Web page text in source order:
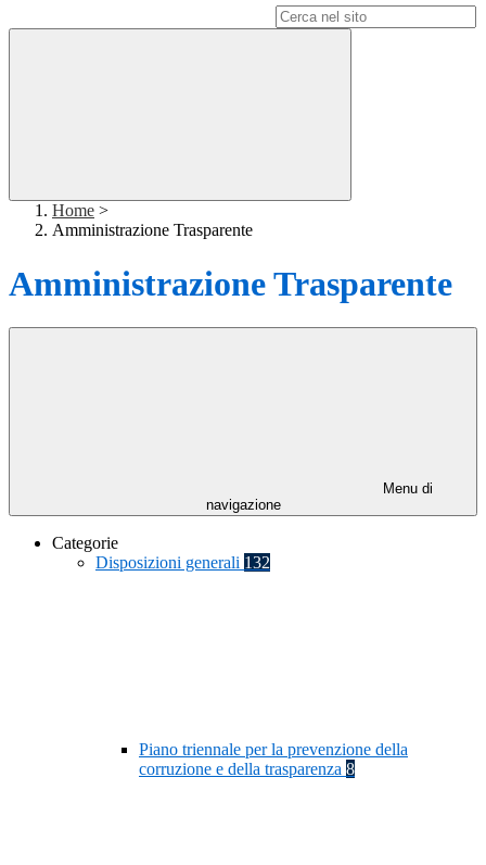
Home >
Amministrazione Trasparente
Amministrazione Trasparente
Menu di
navigazione
Categorie
Disposizioni generali 132
Piano triennale per la prevenzione della
corruzione e della trasparenza 8